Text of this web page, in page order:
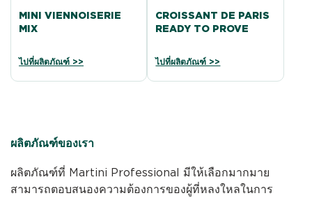
MINI VIENNOISERIE
MIX
ไปที่ผลิตภัณฑ์ >>
CROISSANT DE PARIS
READY TO PROVE
ไปที่ผลิตภัณฑ์ >>
ผลิตภัณฑ์ของเรา
ผลิตภัณฑ์ที่ Martini Professional มีให้เลือกมากมาย
สามารถตอบสนองความต้องการของผู้ที่หลงใหลในการ